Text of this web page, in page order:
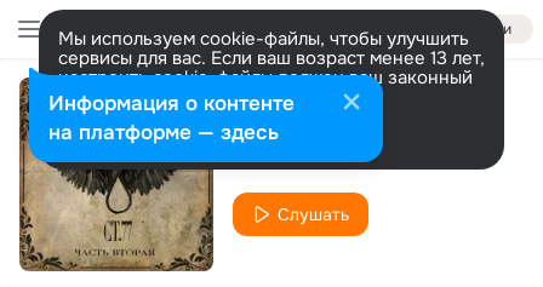
Войти
Мы используем cookie-файлы, чтобы улучшить
сервисы для вас. Если ваш возраст менее 13 лет,
настроить cookie-файлы должен ваш законный
представитель. Больше информации
Разрешить все Настроить
Тачка
КАПА
Слушать
Информация о контенте
на платформе — здесь